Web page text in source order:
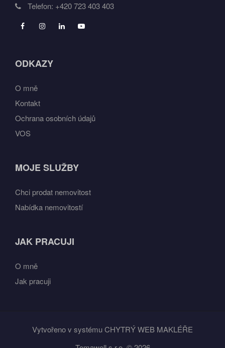
Telefon: +420 723 403 403
ODKAZY
O mně
Kontakt
Ochrana osobních údajů
VOS
MOJE SLUŽBY
Chci prodat nemovitost
Nabídka nemovitostí
JAK PRACUJI
O mně
Jak pracuji
Vytvořeno v systémuCHYTRÝ WEB MAKLÉŘE